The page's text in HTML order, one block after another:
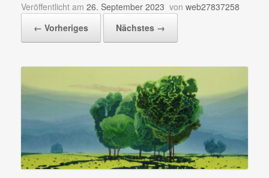
Veröffentlicht am 26. September 2023 von web27837258
← Vorheriges
Nächstes →